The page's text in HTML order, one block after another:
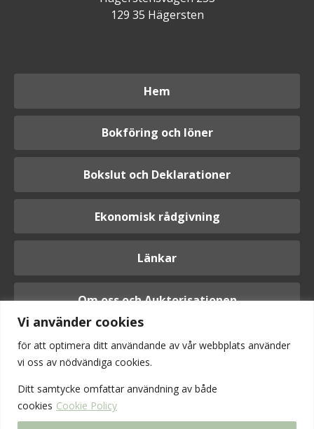
Vi använder cookies
för att optimera ditt användande av vår webbplats använder
vi oss av nödvändiga cookies.
Ditt samtycke omfattar användning av både
cookies Cookie Policy
129 35 Hägersten
Hem
Bokföring och löner
Bokslut och Deklarationer
Ekonomisk rådgivning
Länkar
Om oss och Auktorisationen
Logga in